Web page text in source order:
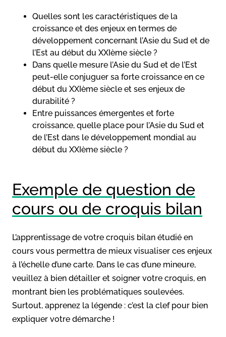
Quelles sont les caractéristiques de la
croissance et des enjeux en termes de
développement concernant l’Asie du Sud et de
l’Est au début du XXIème siècle ?
Dans quelle mesure l’Asie du Sud et de l’Est
peut-elle conjuguer sa forte croissance en ce
début du XXIème siècle et ses enjeux de
durabilité ?
Entre puissances émergentes et forte
croissance, quelle place pour l’Asie du Sud et
de l’Est dans le développement mondial au
début du XXIème siècle ?
Exemple de question de
cours ou de croquis bilan
L’apprentissage de votre croquis bilan étudié en
cours vous permettra de mieux visualiser ces enjeux
à l’échelle d’une carte. Dans le cas d’une mineure,
veuillez à bien détailler et soigner votre croquis, en
montrant bien les problématiques soulevées.
Surtout, apprenez la légende : c’est la clef pour bien
expliquer votre démarche !